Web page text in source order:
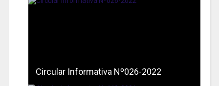
Circular Informativa Nº026-2022